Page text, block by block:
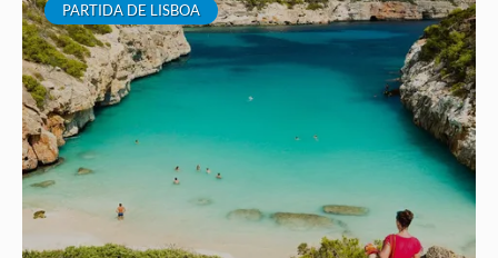
PARTIDA DE LISBOA